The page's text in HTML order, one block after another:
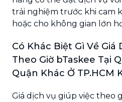
trải nghiệm trước khi cam
hoặc cho không gian lớn
Có Khác Biệt Gì Về Giá
Theo Giờ bTaskee Tại
Quận Khác Ở TP.HCM
Giá dịch vụ giúp việc theo